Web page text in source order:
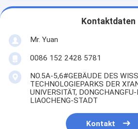
Kontaktdaten
Mr. Yuan
0086 152 2428 5781
NO.5A-5,6#GEBÄUDE DES
TECHNOLOGIEPARKS DER
UNIVERSITÄT,
LIAOCHENG-STADT
Kontakt